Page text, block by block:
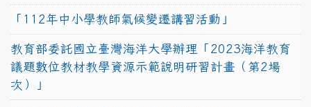
「112年中小學教師氣候變遷講習活動」
教育部委託國立臺灣海洋大學辦理「2023海洋教育
議題數位教材教學資源示範說明研習計畫（第2場
次）」